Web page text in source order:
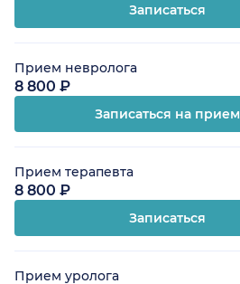
Записаться
Прием невролога
8 800 ₽
Записаться на прием
Прием терапевта
8 800 ₽
Записаться
Прием уролога